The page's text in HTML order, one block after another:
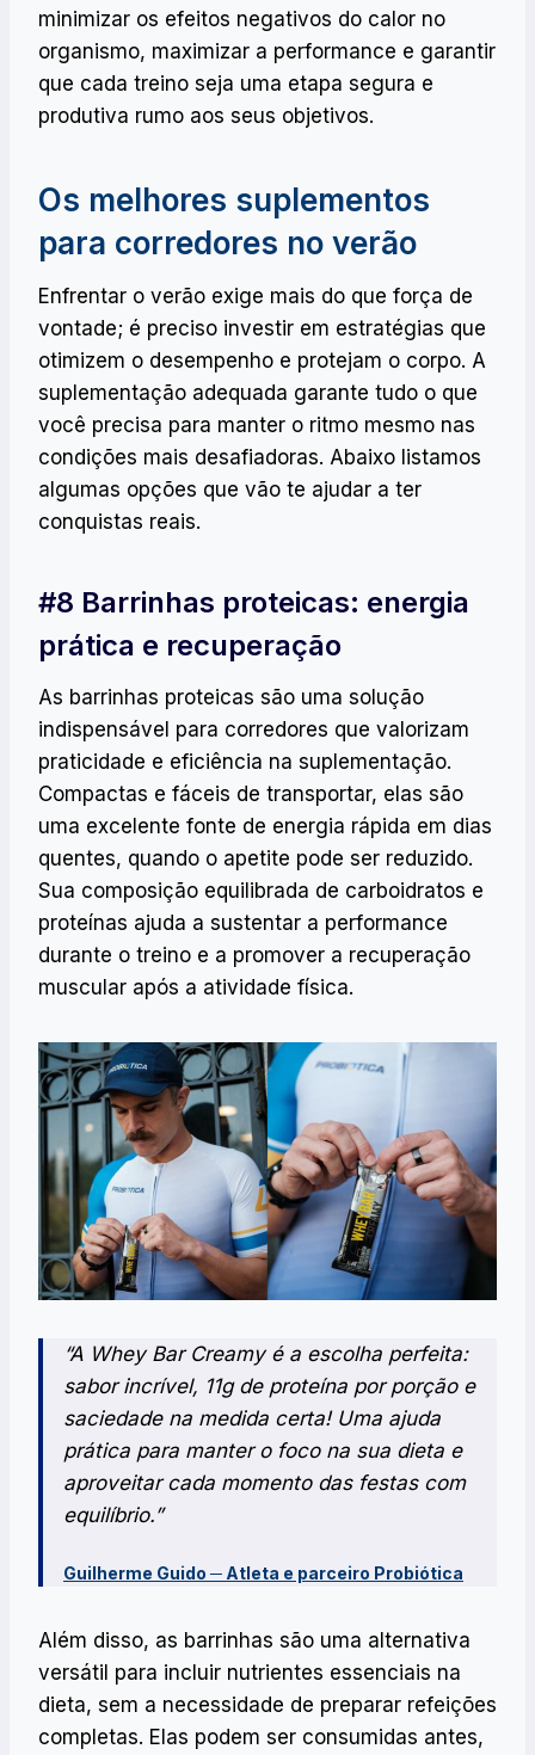
minimizar os efeitos negativos do calor no
organismo, maximizar a performance e garantir
que cada treino seja uma etapa segura e
produtiva rumo aos seus objetivos.
Os melhores suplementos
para corredores no verão
Enfrentar o verão exige mais do que força de
vontade; é preciso investir em estratégias que
otimizem o desempenho e protejam o corpo. A
suplementação adequada garante tudo o que
você precisa para manter o ritmo mesmo nas
condições mais desafiadoras. Abaixo listamos
algumas opções que vão te ajudar a ter
conquistas reais.
#8 Barrinhas proteicas: energia
prática e recuperação
As barrinhas proteicas são uma solução
indispensável para corredores que valorizam
praticidade e eficiência na suplementação.
Compactas e fáceis de transportar, elas são
uma excelente fonte de energia rápida em dias
quentes, quando o apetite pode ser reduzido.
Sua composição equilibrada de carboidratos e
proteínas ajuda a sustentar a performance
durante o treino e a promover a recuperação
muscular após a atividade física.
“A Whey Bar Creamy é a escolha perfeita:
sabor incrível, 11g de proteína por porção e
saciedade na medida certa! Uma ajuda
prática para manter o foco na sua dieta e
aproveitar cada momento das festas com
equilíbrio.”
Guilherme Guido ─ Atleta e parceiro Probiótica
Além disso, as barrinhas são uma alternativa
versátil para incluir nutrientes essenciais na
dieta, sem a necessidade de preparar refeições
completas. Elas podem ser consumidas antes,